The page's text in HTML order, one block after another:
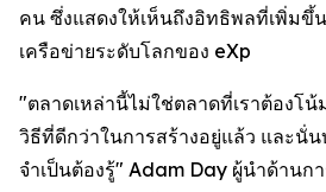
คน ซึ่งแสดงให้เห็นถึงอิทธิพลที่เพิ่มขึ้
เครือข่ายระดับโลกของ eXp
"ตลาดเหล่านี้ไม่ใช่ตลาดที่เราต้องโ
วิธีที่ดีกว่าในการสร้างอยู่แล้ว และนั่น
จำเป็นต้องรู้" Adam Day ผู้นำด้านก